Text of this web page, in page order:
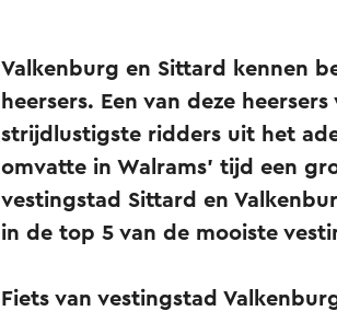
Valkenburg en Sittard kennen
heersers. Een van deze
strijdlustigste ridders uit het
omvatte in Walrams' tijd een
vestingstad Sittard en
in de top 5 van de mooiste
Fiets van vestingstad